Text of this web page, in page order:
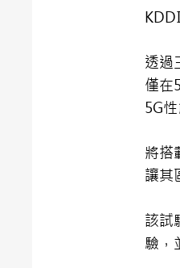
透過
僅在
5G性
將搭
讓其
該試
驗，